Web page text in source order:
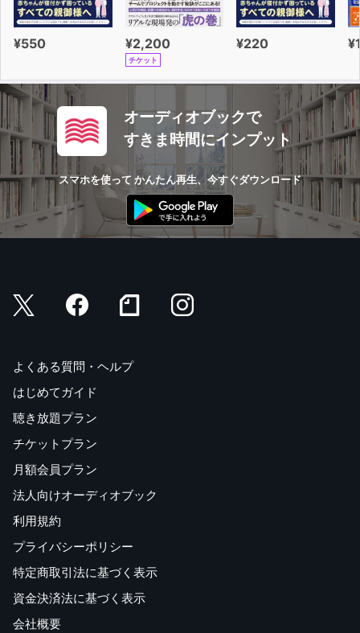
¥550 ¥2,200
チケット
¥220
オーディオブックで
すきま時間にインプット
スマホを使って かんたん再生、今すぐダウンロード
よくある質問・ヘルプ
はじめてガイド
聴き放題プラン
チケットプラン
月額会員プラン
法人向けオーディオブック
利用規約
プライバシーポリシー
特定商取引法に基づく表示
資金決済法に基づく表示
会社概要